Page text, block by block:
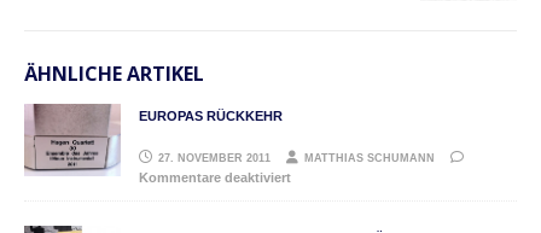
ÄHNLICHE ARTIKEL
EUROPAS RÜCKKEHR
27. NOVEMBER 2011 MATTHIAS SCHUMANN
Kommentare deaktiviert